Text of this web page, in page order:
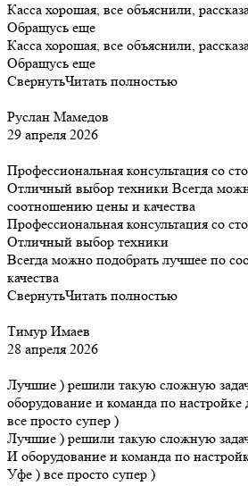
Касса хорошая, все объяснили,
Обращусь еще
Касса хорошая, все объяснили,
Обращусь еще
СвернутьЧитать полностью
Руслан Мамедов
29 апреля 2026
Профессиональная консультация со
Отличный выбор техники Всегда
соотношению цены и качества
Профессиональная консультация со
Отличный выбор техники
Всегда можно подобрать лучшее по
качества
СвернутьЧитать полностью
Тимур Имаев
28 апреля 2026
Лучшие ) решили такую сложную
оборудование и команда по
все просто супер )
Лучшие ) решили такую сложную
И оборудование и команда по
Уфе ) все просто супер )